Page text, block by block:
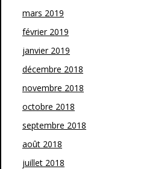
mars 2019
février 2019
janvier 2019
décembre 2018
novembre 2018
octobre 2018
septembre 2018
août 2018
juillet 2018